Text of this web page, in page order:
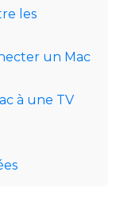
les
un Mac
à une TV